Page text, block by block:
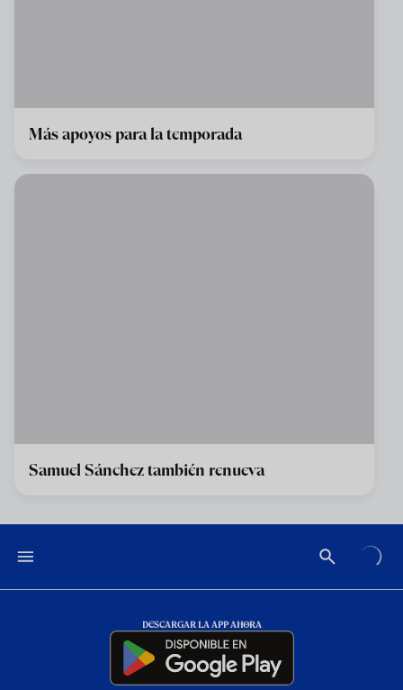
Más apoyos para la temporada
Samuel Sánchez también renueva
DESCARGAR LA APP AHORA